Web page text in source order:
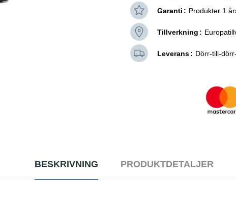
Garanti Produkter 1
Tillverkning
Leverans Dörr-till-
BESKRIVNING PRODUKTDETALJER